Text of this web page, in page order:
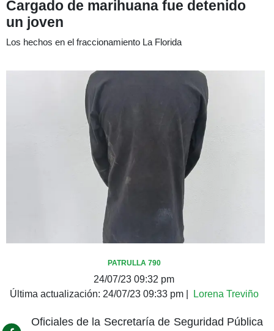
Cargado de marihuana fue detenido
un joven
Los hechos en el fraccionamiento La Florida
PATRULLA 790
24/07/23 09:32 pm
Última actualización: 24/07/23 09:33 pm| Lorena Treviño
Oficiales de la Secretaría de Seguridad Pública